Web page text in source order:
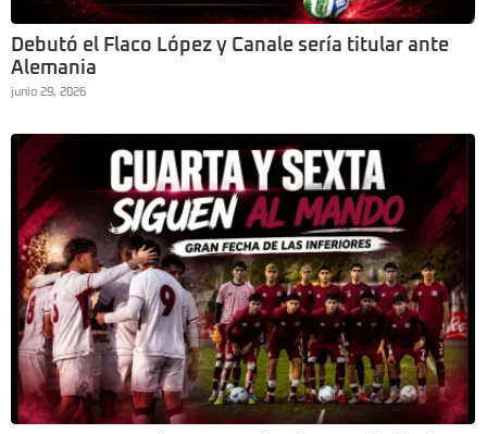
Debutó el Flaco López y Canale sería titular ante
Alemania
junio 29, 2026